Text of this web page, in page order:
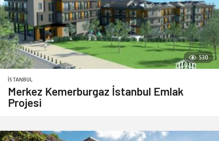
530
İSTANBUL
Merkez Kemerburgaz İstanbul Emlak
Projesi